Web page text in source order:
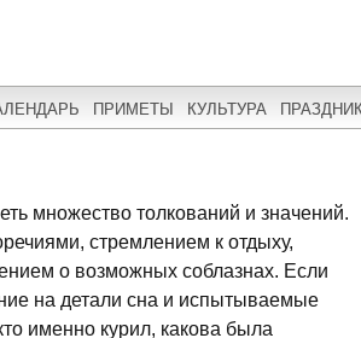
ПРИМЕТЫ КУЛЬТУРА
множество толкований и значений.
стремлением к отдыху,
о возможных соблазнах. Если
на детали сна и испытываемые
именно курил, какова была